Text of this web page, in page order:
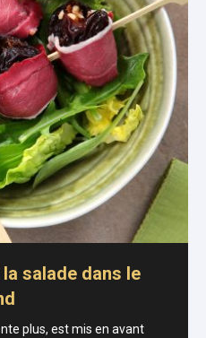
salade dans le
plus, est mis en avant